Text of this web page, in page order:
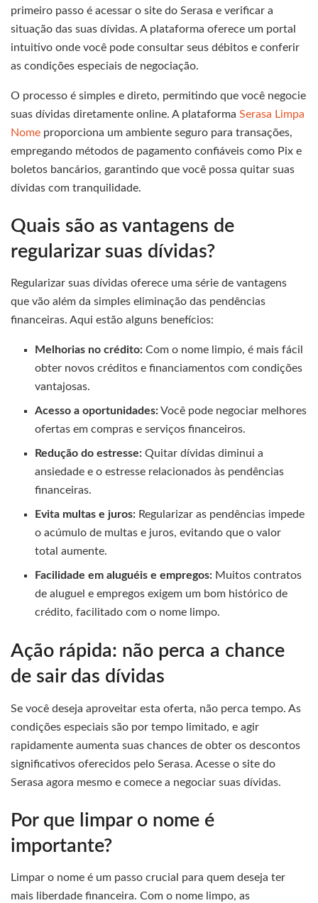
primeiro passo é acessar o site do Serasa e verificar a
situação das suas dívidas. A plataforma oferece um portal
intuitivo onde você pode consultar seus débitos e conferir
as condições especiais de negociação.
O processo é simples e direto, permitindo que você negocie
suas dívidas diretamente online. A plataforma Serasa Limpa
Nome proporciona um ambiente seguro para transações,
empregando métodos de pagamento confiáveis como Pix e
boletos bancários, garantindo que você possa quitar suas
dívidas com tranquilidade.
Quais são as vantagens de
regularizar suas dívidas?
Regularizar suas dívidas oferece uma série de vantagens
que vão além da simples eliminação das pendências
financeiras. Aqui estão alguns benefícios:
Melhorias no crédito: Com o nome limpio, é mais fácil
obter novos créditos e financiamentos com condições
vantajosas.
Acesso a oportunidades:Você pode negociar melhores
ofertas em compras e serviços financeiros.
Redução do estresse: Quitar dívidas diminui a
ansiedade e o estresse relacionados às pendências
financeiras.
Evita multas e juros: Regularizar as pendências impede
o acúmulo de multas e juros, evitando que o valor
total aumente.
Facilidade em aluguéis e empregos: Muitos contratos
de aluguel e empregos exigem um bom histórico de
crédito, facilitado com o nome limpo.
Ação rápida: não perca a chance
de sair das dívidas
Se você deseja aproveitar esta oferta, não perca tempo. As
condições especiais são por tempo limitado, e agir
rapidamente aumenta suas chances de obter os descontos
significativos oferecidos pelo Serasa. Acesse o site do
Serasa agora mesmo e comece a negociar suas dívidas.
Por que limpar o nome é
importante?
Limpar o nome é um passo crucial para quem deseja ter
mais liberdade financeira. Com o nome limpo, as